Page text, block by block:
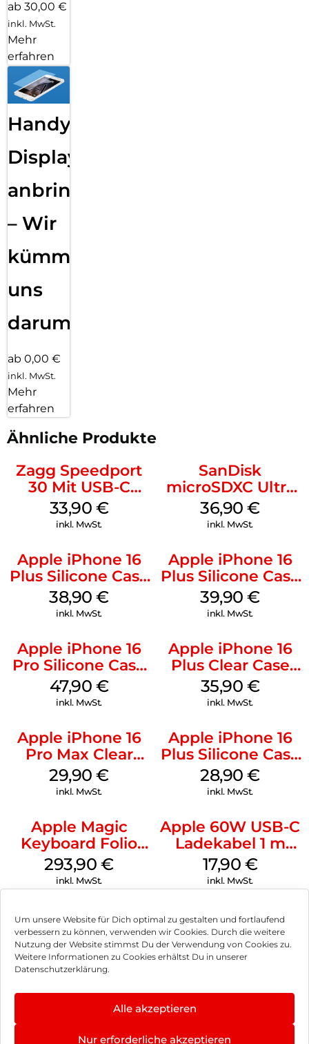
Um unsere Website für Dich optimal zu gestalten und fortlaufend
verbessern zu können, verwenden wir Cookies. Durch die weitere
Nutzung der Website stimmst Du der Verwendung von Cookies zu.
Weitere Informationen zu Cookies erhältst Du in unserer
Datenschutzerklärung.
Alle akzeptieren
Nur erforderliche akzeptieren
ab 30,00 €
inkl. MwSt.
Mehr
erfahren
Handy
Displayfolie
anbringen
– Wir
kümmern
uns
darum!
ab 0,00 €
inkl. MwSt.
Mehr
erfahren
Ähnliche Produkte
Zagg Speedport
30 Mit USB-C
Kabel Weiß
33,90 €
inkl. MwSt.
SanDisk
microSDXC Ultra
128 GB + Adapter
Mobile
36,90€
inkl. MwSt.
Apple iPhone 16
Plus Silicone Case
MagSafe Denim
38,90€
inkl. MwSt.
Apple iPhone 16
Plus Silicone Case
MagSafe Plum
39,90€
inkl. MwSt.
Apple iPhone 16
Pro Silicone Case
MagSafe Denim
47,90 €
inkl. MwSt.
Apple iPhone 16
Plus Clear Case
MagSafe
Transparent
35,90 €
inkl. MwSt.
Apple iPhone 16
Pro Max Clear
Case MagSafe
Transparent
29,90€
inkl. MwSt.
Apple iPhone 16
Plus Silicone Case
MagSafe Black
28,90€
inkl. MwSt.
Apple Magic
Keyboard Folio
iPad 10.9″ (10.Gen.)
Weiß
293,90€
inkl. MwSt.
Apple 60W USB-C
Ladekabel 1 m
Weiß
17,90 €
inkl. MwSt.
Impressum